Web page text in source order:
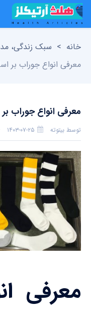
خانه > سبک زندگی،
معرفی انواع جوراب بر
معرفی انواع جوراب
توسط بیتوته ۱۴۰۳-۰۷-۲۵
معرفی